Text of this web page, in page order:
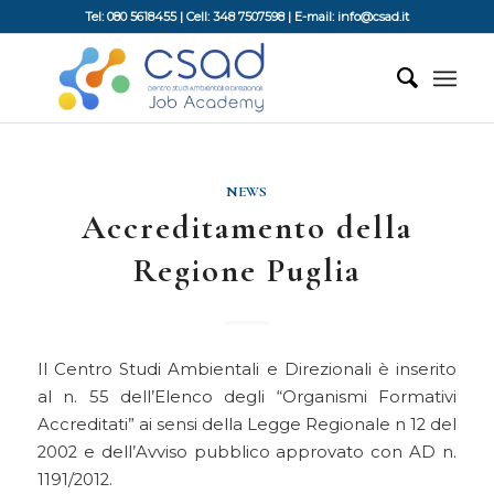
Tel: 080 5618455 | Cell: 348 7507598 | E-mail: info@csad.it
NEWS
Accreditamento della
Regione Puglia
Il Centro Studi Ambientali e Direzionali è inserito
al n. 55 dell’Elenco degli “Organismi Formativi
Accreditati” ai sensi della Legge Regionale n 12 del
2002 e dell’Avviso pubblico approvato con AD n.
1191/2012.